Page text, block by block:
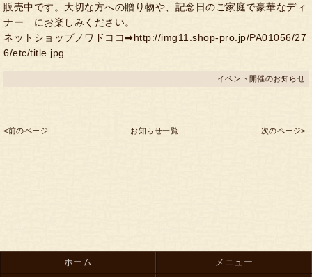
販売中です。大切な方への贈り物や、記念日のご家庭で豪華なディ
ナー にお楽しみください。
ネットショップノワドココ➡http://img11.shop-pro.jp/PA01056/27
6/etc/title.jpg
イベント開催のお知らせ
<前のページ お知らせ一覧 次のページ>
ホーム メニュー